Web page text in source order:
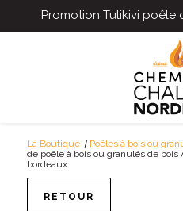
La Boutique Poêles à bois ou
de poêle à bois ou granulés de
bordeaux
RETOUR